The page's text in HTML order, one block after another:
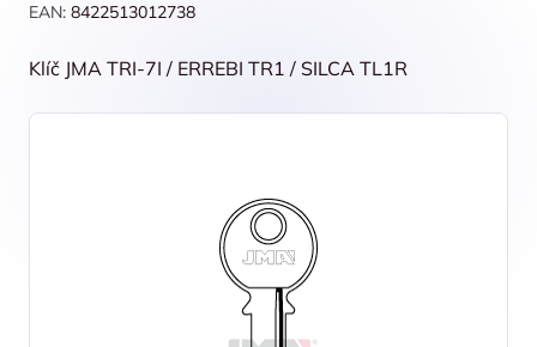
EAN: 8422513012738
Klíč JMA TRI-7I / ERREBI TR1 / SILCA TL1R